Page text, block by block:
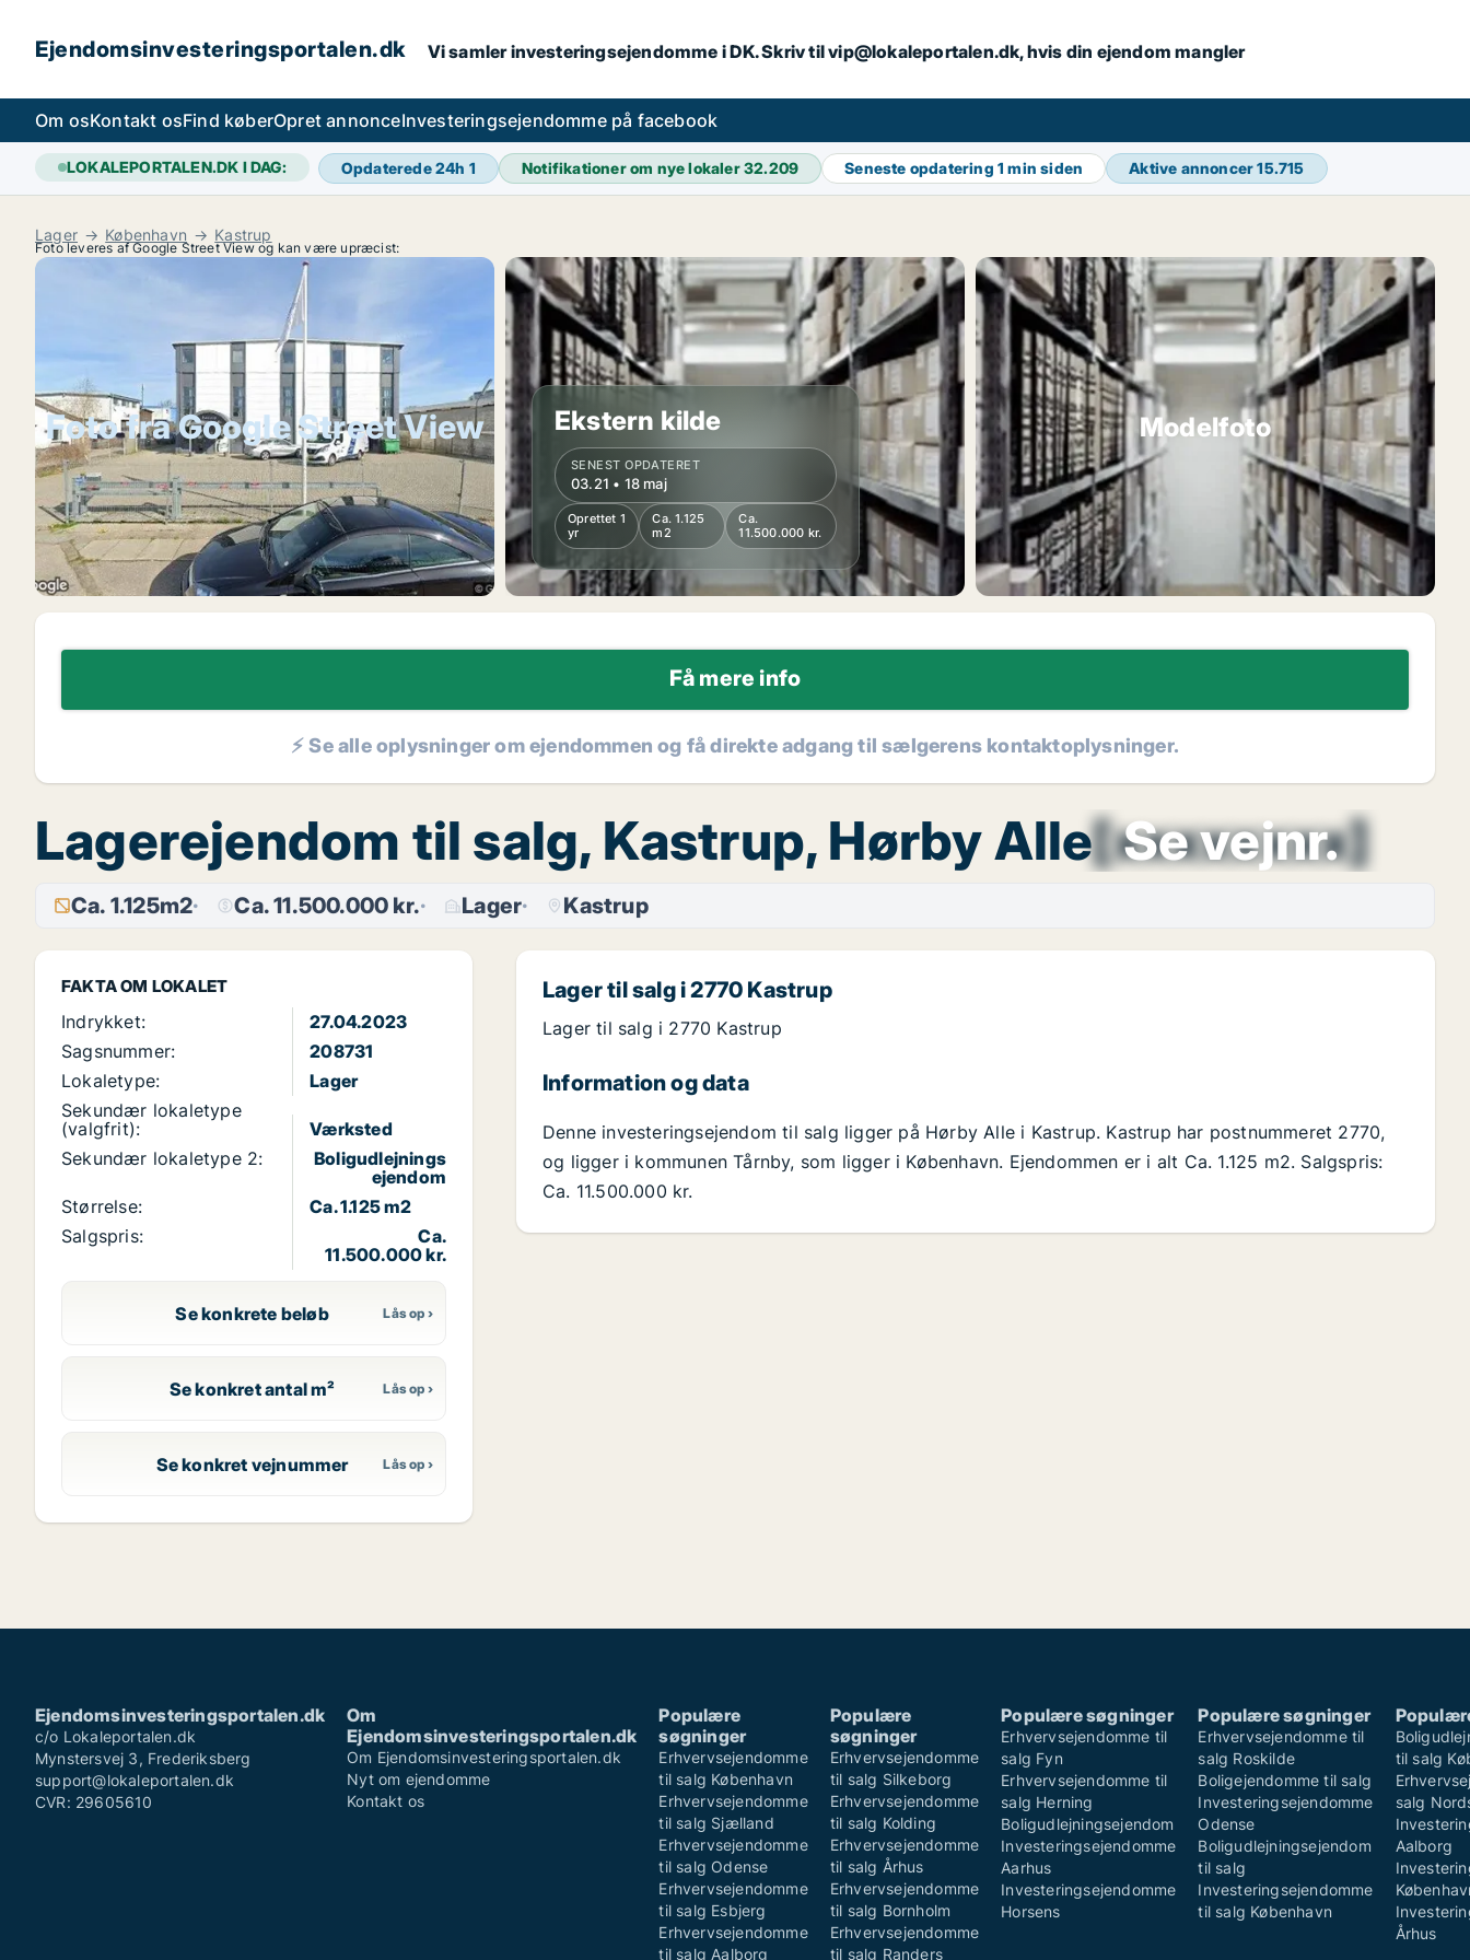
Ejendomsinvesteringsportalen.dk Vi samler investeringsejendomme i DK. Skriv til vip@lokaleportalen.dk, hvis din ejendom mangler
Om osKontakt osFind køberOpret annonceInvesteringsejendomme på facebook
LOKALEPORTALEN.DK I DAG: Opdaterede 24h 1 Notifikationer om nye lokaler32.209 Seneste opdatering1 min siden Aktive annoncer15.715
Lager København Kastrup
Foto leveres af Google Street View og kan være upræcist:
Foto fra Google Street View Ekstern kilde
SENEST OPDATERET
03.21 • 18 maj
Oprettet 1
yr
Ca. 1.125
m2
Ca.
11.500.000 kr.
Modelfoto
Få mere info
⚡ Se alle oplysninger om ejendommen og få direkte adgang til sælgerens kontaktoplysninger.
Lagerejendom til salg, Kastrup, Hørby Alle Se vejnr.
[xxxxxxxx]
Ca. 1.125m2 Ca. 11.500.000 kr. Lager Kastrup
FAKTA OM LOKALET
Indrykket:
27.04.2023
Sagsnummer:
208731
Lokaletype:
Lager
Sekundær lokaletype
(valgfrit):
Værksted
Sekundær lokaletype 2:
Boligudlejnings
ejendom
Størrelse:
Ca. 1.125 m2
Salgspris:
Ca.
11.500.000 kr.
Se konkrete beløb
Se konkret antal m²
Se konkret vejnummer
Lager til salg i 2770 Kastrup
Lager til salg i 2770 Kastrup
Information og data
Denne investeringsejendom til salg ligger på Hørby Alle i Kastrup. Kastrup har postnummeret 2770,
og ligger i kommunen Tårnby, som ligger i København. Ejendommen er i alt Ca. 1.125 m2. Salgspris:
Ca. 11.500.000 kr.
Ejendomsinvesteringsportalen.dk
c/o Lokaleportalen.dk
Mynstersvej 3, Frederiksberg
support@lokaleportalen.dk
CVR: 29605610
Om
Ejendomsinvesteringsportalen.dk
Om Ejendomsinvesteringsportalen.dk
Nyt om ejendomme
Kontakt os
Populære
søgninger
Erhvervsejendomme
til salg København
Erhvervsejendomme
til salg Sjælland
Erhvervsejendomme
til salg Odense
Erhvervsejendomme
til salg Esbjerg
Erhvervsejendomme
til salg Aalborg
Populære
søgninger
Erhvervsejendomme
til salg Silkeborg
Erhvervsejendomme
til salg Kolding
Erhvervsejendomme
til salg Århus
Erhvervsejendomme
til salg Bornholm
Erhvervsejendomme
til salg Randers
Populære søgninger
Erhvervsejendomme til
salg Fyn
Erhvervsejendomme til
salg Herning
Boligudlejningsejendom
Investeringsejendomme
Aarhus
Investeringsejendomme
Horsens
Populære søgninger
Erhvervsejendomme til
salg Roskilde
Boligejendomme til salg
Investeringsejendomme
Odense
Boligudlejningsejendom
til salg
Investeringsejendomme
til salg København
til salg
salg
Aalborg
Århus